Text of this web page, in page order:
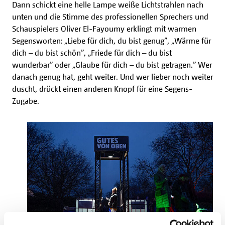
Dann schickt eine helle Lampe weiße Lichtstrahlen nach
unten und die Stimme des professionellen Sprechers und
Schauspielers Oliver El-Fayoumy erklingt mit warmen
Segensworten: „Liebe für dich, du bist genug”, „Wärme für
dich – du bist schön”, „Friede für dich – du bist
wunderbar” oder „Glaube für dich – du bist getragen.” Wer
danach genug hat, geht weiter. Und wer lieber noch weiter
duscht, drückt einen anderen Knopf für eine Segens-
Zugabe.